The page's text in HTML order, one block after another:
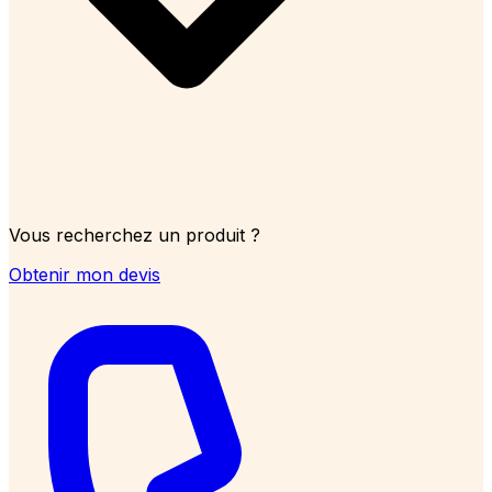
Vous recherchez un produit ?
Obtenir mon devis